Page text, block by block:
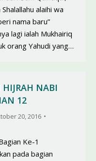
alaihi wa
nama baru”
lagi ialah Mukhairiq
orang Yahudi yang…
HIJRAH NABI
12
20, 2016
Ke-1
pada bagian